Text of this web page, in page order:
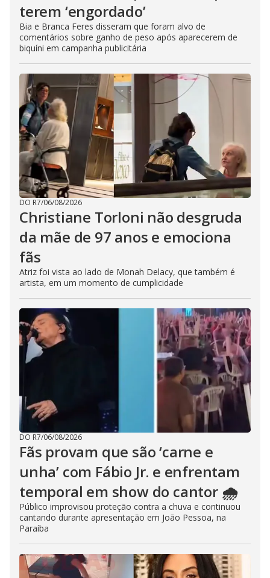
terem ‘engordado’
Bia e Branca Feres disseram que foram alvo de
comentários sobre ganho de peso após aparecerem de
biquíni em campanha publicitária
DO R7/06/08/2026
Christiane Torloni não desgruda
da mãe de 97 anos e emociona
fãs
Atriz foi vista ao lado de Monah Delacy, que também é
artista, em um momento de cumplicidade
DO R7/06/08/2026
Fãs provam que são ‘carne e
unha’ com Fábio Jr. e enfrentam
temporal em show do cantor 🌧️
Público improvisou proteção contra a chuva e continuou
cantando durante apresentação em João Pessoa, na
Paraíba